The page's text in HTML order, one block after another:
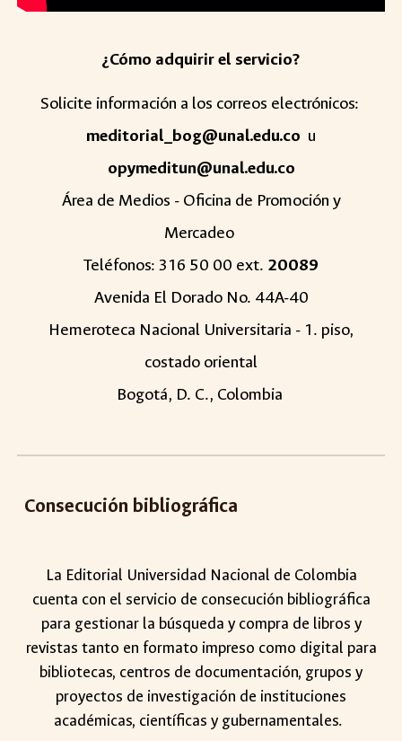
¿Cómo adquirir el servicio?
Solicite información a los correos electrónicos:
meditorial_bog@unal.edu.co u
opymeditun@unal.edu.co
Área de Medios - Oficina de Promoción y
Mercadeo
Teléfonos: 316 50 00 ext. 20089
Avenida El Dorado No. 44A-40
Hemeroteca Nacional Universitaria - 1. piso,
costado oriental
Bogotá, D. C., Colombia
Consecución bibliográfica
La Editorial Universidad Nacional de Colombia
cuenta con el servicio de consecución bibliográfica
para gestionar la búsqueda y compra de libros y
revistas tanto en formato impreso como digital para
bibliotecas, centros de documentación, grupos y
proyectos de investigación de instituciones
académicas, científicas y gubernamentales.